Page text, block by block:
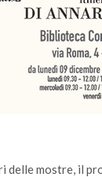
delle mostre, il